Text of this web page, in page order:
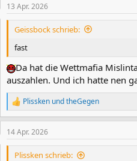
13 Apr. 2026
Geissbock schrieb:
fast
Da hat die Wettmafia
auszahlen. Und ich hatte nen
R
e
a
k
t
Plissken undtheGegen
14 Apr. 2026
Plissken schrieb: